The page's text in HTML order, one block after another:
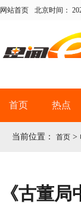
网站首页 北京时间：
首页 热点
当前位置： 首页 >
《古董